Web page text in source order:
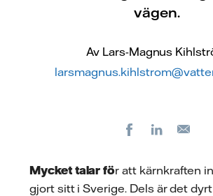
vägen.
Av Lars-Magnus
FacebookLinkedIn
Mycket talar för att kärnkraften
gjort sitt i Sverige. Dels är det